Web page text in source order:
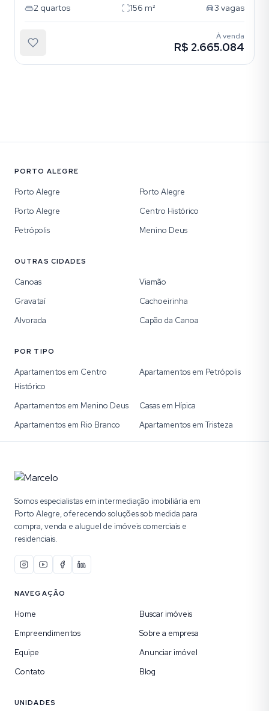
2 quartos 156 m² 3 vagas
À venda
R$ 2.665.084
PORTO ALEGRE
Porto Alegre
Porto Alegre
Porto Alegre
Centro Histórico
Petrópolis
Menino Deus
OUTRAS CIDADES
Canoas
Viamão
Gravataí
Cachoeirinha
Alvorada
Capão da Canoa
POR TIPO
Apartamentos em Centro
Histórico
Apartamentos em Petrópolis
Apartamentos em Menino Deus
Casas em Hípica
Apartamentos em Rio Branco
Apartamentos em Tristeza
Somos especialistas em intermediação imobiliária em
Porto Alegre, oferecendo soluções sob medida para
compra, venda e aluguel de imóveis comerciais e
residenciais.
NAVEGAÇÃO
Home
Buscar imóveis
Empreendimentos
Sobre a empresa
Equipe
Anunciar imóvel
Contato
Blog
UNIDADES